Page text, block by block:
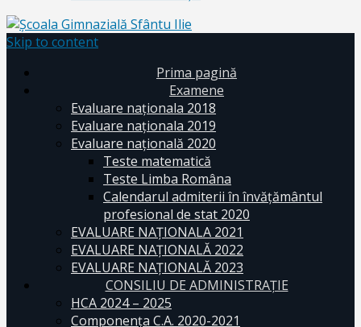
Skip to content
Prima pagină
Examene
Evaluare naționala 2018
Evaluare naționala 2019
Evaluare națională 2020
Teste matematică
Teste Limba Româna
Calendarul admiterii în învăţământul
profesional de stat 2020
EVALUARE NAȚIONALA 2021
EVALUARE NAŢIONALĂ 2022
EVALUARE NAŢIONALĂ 2023
CONSILIU DE ADMINISTRAȚIE
HCA 2024 – 2025
Componența C.A. 2020-2021